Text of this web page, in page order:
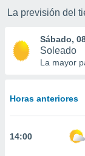
las
y
forma
basada
permite
La previsión del
Sábado,
Soleado
La mayor
Horas anteriores
14:00